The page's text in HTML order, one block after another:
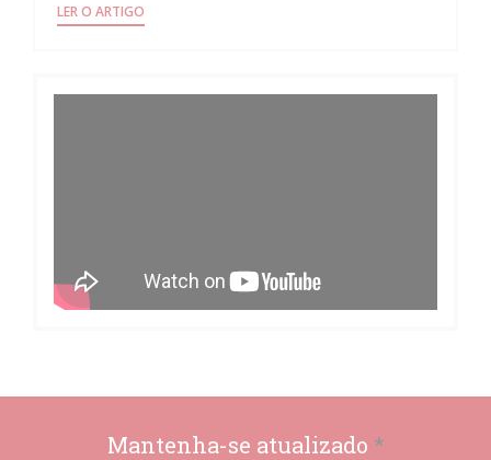
LER O ARTIGO
Mantenha-se atualizado *